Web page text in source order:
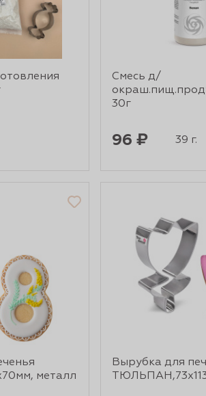
Смесь д/
30г
96 ₽ 39 г.
металл
Вырубка для